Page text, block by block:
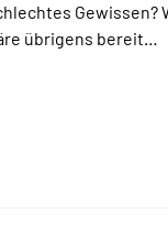
Gewissen?
übrigens bereit